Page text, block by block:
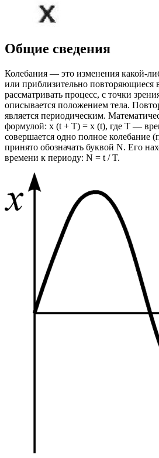
Общие сведения
Колебания — это изменения какой-
или приблизительно повторяющиеся
рассматривать процесс, с точки
описывается положением тела.
является периодическим.
формулой: x (t + T) = x (t), где T —
совершается одно полное колебание
принято обозначать буквой N. Его
времени к периоду: N = t / T.